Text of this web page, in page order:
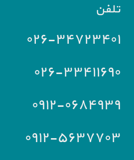
تلفن
۰۲۶-۳۴۷۲۳۴۰۱
۰۲۶-۳۳۴۱۱۶۹۰
۰۹۱۲-۰۶۸۴۹۳۹
۰۹۱۲-۵۶۳۷۷۰۳